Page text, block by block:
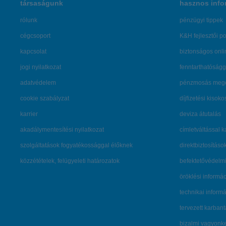
társaságunk
rólunk
cégcsoport
kapcsolat
jogi nyilatkozat
adatvédelem
cookie szabályzat
karrier
akadálymentesítési nyilatkozat
szolgáltatások fogyatékossággal élőknek
közzétételek, felügyeleti határozatok
hasznos
pénzügyi tippek
K&H fejlesztői
biztonságos
pénzmosás
díjfizetési
deviza átutalás
címletváltással
öröklési
technikai
tervezett
bizalmi